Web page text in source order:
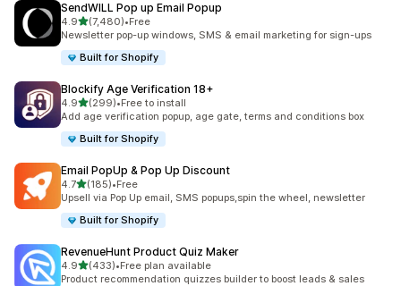
SendWILL Pop up Email Popup
4.95つ星中
(7,480)
合計レビュー数：7480件
•Free
Newsletter pop-up windows, SMS & email marketing for sign-ups
Built for Shopify
Blockify Age Verification 18+
4.95つ星中
(299)
合計レビュー数：299件
•Free to install
Add age verification popup, age gate, terms and conditions box
Built for Shopify
Email PopUp & Pop Up Discount
4.75つ星中
(185)
合計レビュー数：185件
•Free
Upsell via Pop Up email, SMS popups,spin the wheel, newsletter
Built for Shopify
RevenueHunt Product Quiz Maker
4.95つ星中
(433)
合計レビュー数：433件
•Free plan available
Product recommendation quizzes builder to boost leads & sales